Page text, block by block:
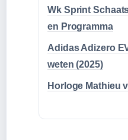
Wk Sprint
en Programma
Adidas Adizero
weten (2025)
Horloge Mathieu